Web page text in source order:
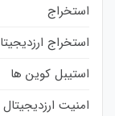
استخراج
استخراج
استیبل کوین ها
امنیت ارزدیجیتال